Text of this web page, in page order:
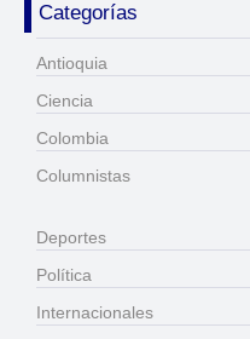
Categorías
Antioquia
Ciencia
Colombia
Columnistas
Deportes
Política
Internacionales